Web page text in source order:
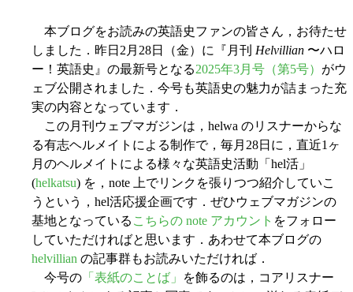
本ブログをお読みの英語史ファンの皆さん，お待たせ
しました．昨日2月28日（金）に『月刊 Helvillian 〜ハロ
ー！英語史』の最新号となる2025年3月号（第5号） がウ
ェブ公開されました．今号も英語史の魅力が詰まった充
実の内容となっています．
この月刊ウェブマガジンは，helwa のリスナーからな
る有志ヘルメイトによる制作で，毎月28日に，直近1ヶ
月のヘルメイトによる様々な英語史活動「hel活」
(helkatsu) を，note 上でリンクを張りつつ紹介していこ
うという，hel活応援企画です．ぜひウェブマガジンの
基地となっている こちらの note アカウント をフォロー
していただければと思います．あわせて本ブログの
helvillian の記事群もお読みいただければ．
今号の 「表紙のことば」
を飾るのは，コアリスナー